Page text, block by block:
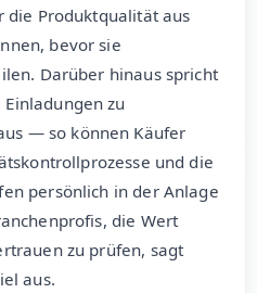
die Produktqualität aus
bevor sie
Darüber hinaus spricht
zu
— so können Käufer
und die
persönlich in der Anlage
die Wert
zu prüfen, sagt
aus.